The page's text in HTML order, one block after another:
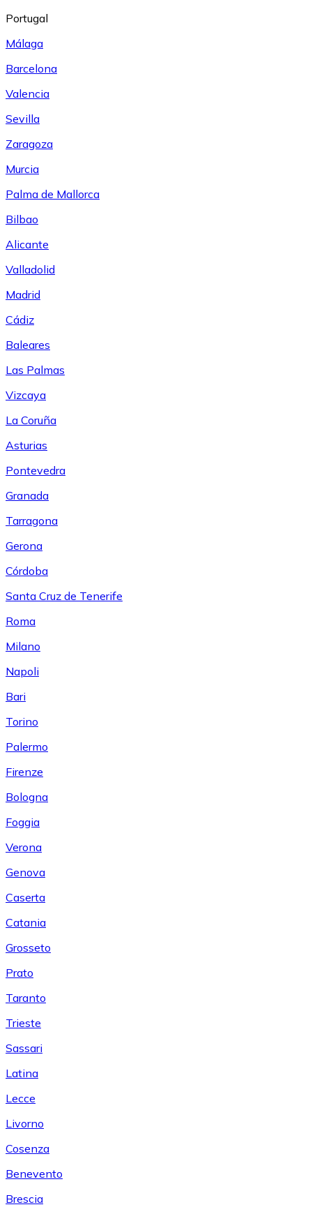
Portugal
Málaga
Barcelona
Valencia
Sevilla
Zaragoza
Murcia
Palma de Mallorca
Bilbao
Alicante
Valladolid
Madrid
Cádiz
Baleares
Las Palmas
Vizcaya
La Coruña
Asturias
Pontevedra
Granada
Tarragona
Gerona
Córdoba
Santa Cruz de Tenerife
Roma
Milano
Napoli
Bari
Torino
Palermo
Firenze
Bologna
Foggia
Verona
Genova
Caserta
Catania
Grosseto
Prato
Taranto
Trieste
Sassari
Latina
Lecce
Livorno
Cosenza
Benevento
Brescia